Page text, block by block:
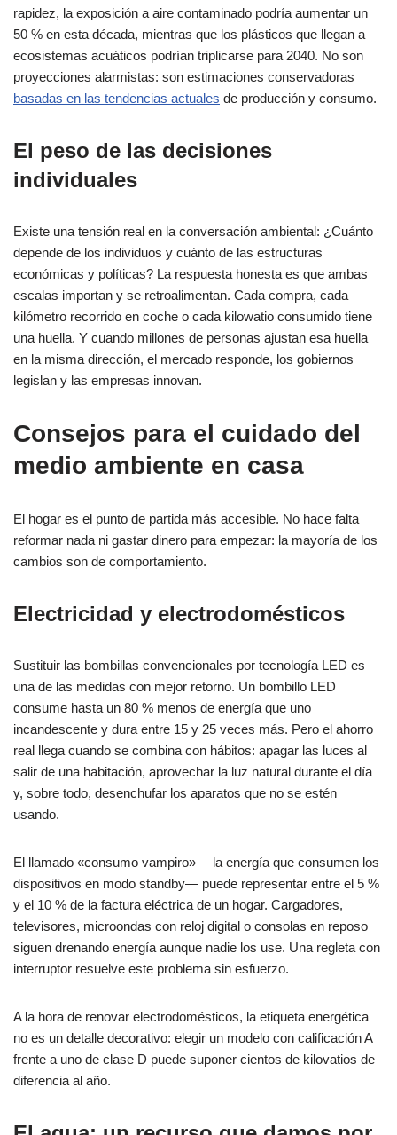
rapidez, la exposición a aire contaminado podría aumentar un
50 % en esta década, mientras que los plásticos que llegan a
ecosistemas acuáticos podrían triplicarse para 2040. No son
proyecciones alarmistas: son estimaciones conservadoras
basadas en las tendencias actuales de producción y consumo.
El peso de las decisiones
individuales
Existe una tensión real en la conversación ambiental: ¿Cuánto
depende de los individuos y cuánto de las estructuras
económicas y políticas? La respuesta honesta es que ambas
escalas importan y se retroalimentan. Cada compra, cada
kilómetro recorrido en coche o cada kilowatio consumido tiene
una huella. Y cuando millones de personas ajustan esa huella
en la misma dirección, el mercado responde, los gobiernos
legislan y las empresas innovan.
Consejos para el cuidado del
medio ambiente en casa
El hogar es el punto de partida más accesible. No hace falta
reformar nada ni gastar dinero para empezar: la mayoría de los
cambios son de comportamiento.
Electricidad y electrodomésticos
Sustituir las bombillas convencionales por tecnología LED es
una de las medidas con mejor retorno. Un bombillo LED
consume hasta un 80 % menos de energía que uno
incandescente y dura entre 15 y 25 veces más. Pero el ahorro
real llega cuando se combina con hábitos: apagar las luces al
salir de una habitación, aprovechar la luz natural durante el día
y, sobre todo, desenchufar los aparatos que no se estén
usando.
El llamado «consumo vampiro» —la energía que consumen los
dispositivos en modo standby— puede representar entre el 5 %
y el 10 % de la factura eléctrica de un hogar. Cargadores,
televisores, microondas con reloj digital o consolas en reposo
siguen drenando energía aunque nadie los use. Una regleta con
interruptor resuelve este problema sin esfuerzo.
A la hora de renovar electrodomésticos, la etiqueta energética
no es un detalle decorativo: elegir un modelo con calificación A
frente a uno de clase D puede suponer cientos de kilovatios de
diferencia al año.